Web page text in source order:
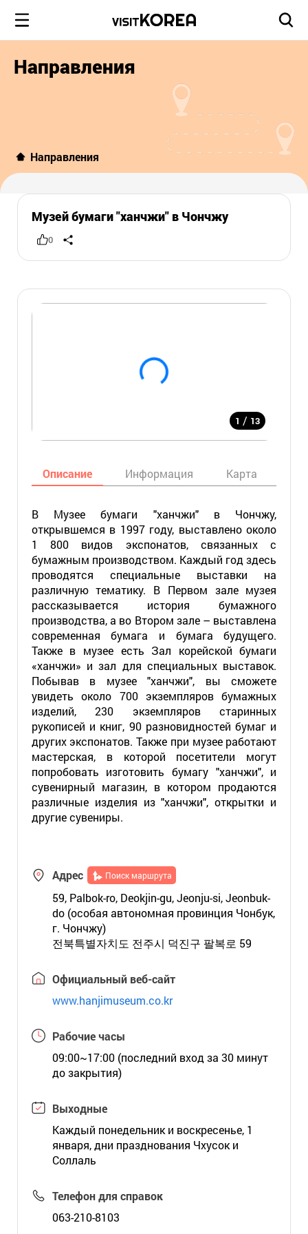
Направления
Направления
Музей бумаги "ханчжи" в Чончжу
0
1 / 13
Описание Информация Карта
В Музее бумаги "ханчжи" в Чончжу,
открывшемся в 1997 году, выставлено около
1 800 видов экспонатов, связанных с
бумажным производством. Каждый год здесь
проводятся специальные выставки на
различную тематику. В Первом зале музея
рассказывается история бумажного
производства, а во Втором зале – выставлена
современная бумага и бумага будущего.
Также в музее есть Зал корейской бумаги
«ханчжи» и зал для специальных выставок.
Побывав в музее "ханчжи", вы сможете
увидеть около 700 экземпляров бумажных
изделий, 230 экземпляров старинных
рукописей и книг, 90 разновидностей бумаг и
других экспонатов. Также при музее работают
мастерская, в которой посетители могут
попробовать изготовить бумагу "ханчжи", и
сувенирный магазин, в котором продаются
различные изделия из "ханчжи", открытки и
другие сувениры.
Адрес Поиск маршрута
59, Palbok-ro, Deokjin-gu, Jeonju-si, Jeonbuk-
do (особая автономная провинция Чонбук,
г. Чончжу)
전북특별자치도 전주시 덕진구 팔복로 59
Официальный веб-сайт
www.hanjimuseum.co.kr
Рабочие часы
09:00~17:00 (последний вход за 30 минут
до закрытия)
Выходные
Каждый понедельник и воскресенье, 1
января, дни празднования Чхусок и
Соллаль
Телефон для справок
063-210-8103